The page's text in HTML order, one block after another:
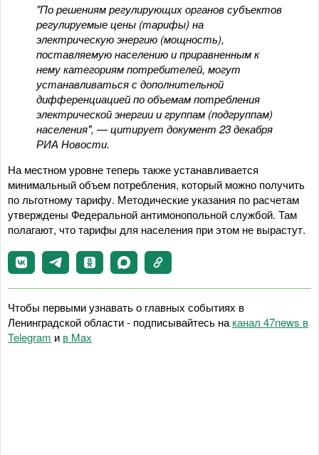
"По решениям регулирующих органов субъектов
регулируемые цены (тарифы) на
электрическую энергию (мощность),
поставляемую населению и приравненным к
нему категориям потребителей, могут
устанавливаться с дополнительной
дифференциацией по объемам потребления
электрической энергии и группам (подгруппам)
населения", — цитирует документ 23 декабря
РИА Новости.
На местном уровне теперь также устанавливается
минимальный объем потребления, который можно получить
по льготному тарифу. Методические указания по расчетам
утверждены Федеральной антимонопольной службой. Там
полагают, что тарифы для населения при этом не вырастут.
Чтобы первыми узнавать о главных событиях в
Ленинградской области - подписывайтесь на канал 47news в
Telegram и в Maх